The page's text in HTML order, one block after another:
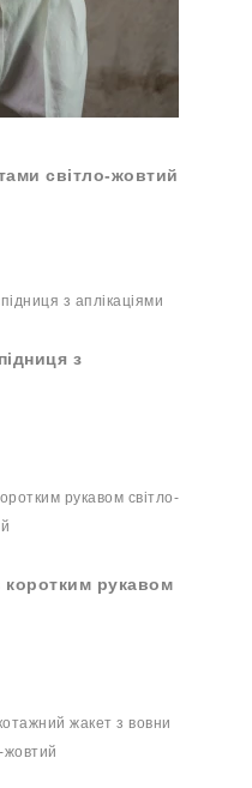
світло-жовтий
з
коротким рукавом